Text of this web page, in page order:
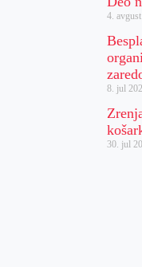
4.
8. jul
30. jul